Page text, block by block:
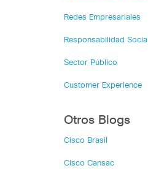
Redes Empresariales
Responsabilidad Social
Sector Público
Customer Experience
Otros Blogs
Cisco Brasil
Cisco Cansac